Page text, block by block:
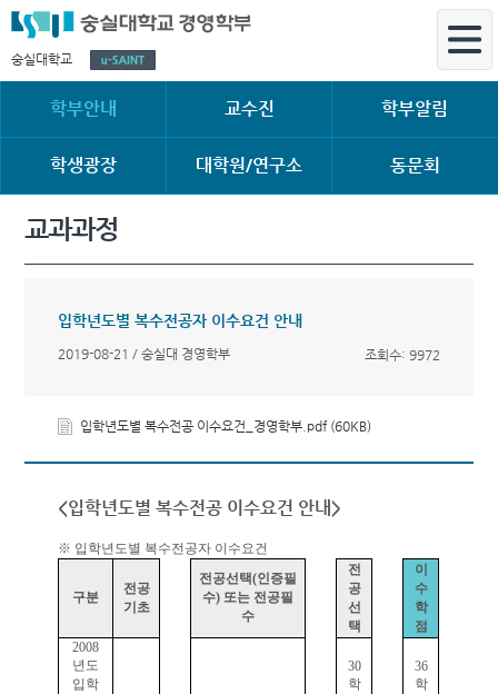
숭실대학교
학부안내 교수진 학부알림
학생광장 대학원/연구소 동문회
교과과정
입학년도별 복수전공자 이수요건 안내
2019-08-21 / 숭실대 경영학부 조회수: 9972
입학년도별 복수전공 이수요건_경영학부.pdf (60KB)
<입학년도별 복수전공 이수요건 안내>
※ 입학년도별 복수전공자 이수요건
구분
전공
기초
전공선택(인증필
수) 또는 전공필
수
전
공
선
택
이
수
학
점
2008
년도
입학
30
학
36
학